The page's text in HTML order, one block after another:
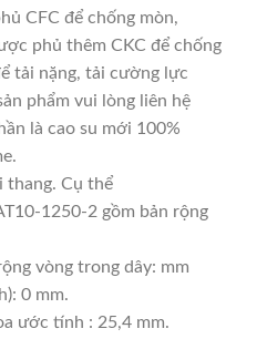
CFC để chống mòn,
phủ thêm CKC để chống
tải nặng, tải cường lực
phẩm vui lòng liên hệ
là cao su mới 100%
thang. Cụ thể
1250-2 gồm bản rộng
vòng trong dây: mm
0 mm.
ước tính : 25,4 mm.